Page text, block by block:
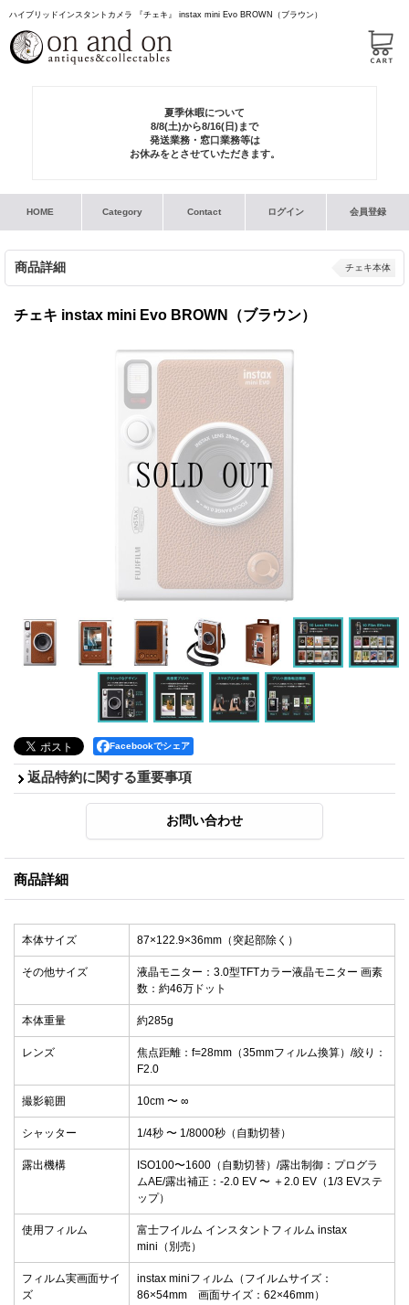
ハイブリッドインスタントカメラ 『チェキ』 instax mini Evo BROWN（ブラウン）
夏季休暇について
8/8(土)から8/16(日)まで
発送業務・窓口業務等は
お休みをとさせていただきます。
HOME Category Contact ログイン 会員登録
商品詳細 チェキ本体
チェキ instax mini Evo BROWN（ブラウン）
Facebookでシェア
返品特約に関する重要事項
商品詳細
本体サイズ 87×122.9×36mm（突起部除く）
その他サイズ
液晶モニター：3.0型TFTカラー液晶モニター 画素
数：約46万ドット
本体重量 約285g
レンズ
焦点距離：f=28mm（35mmフィルム換算）/絞り：
F2.0
撮影範囲 10cm 〜 ∞
シャッター 1/4秒 〜 1/8000秒（自動切替）
露出機構
ISO100〜1600（自動切替）/露出制御：プログラ
ムAE/露出補正：-2.0 EV 〜 ＋2.0 EV（1/3 EVステ
ップ）
使用フィルム
富士フイルム インスタントフィルム instax
mini（別売）
フィルム実画面サイ
ズ
instax miniフィルム（フイルムサイズ：
86×54mm 画面サイズ：62×46mm）